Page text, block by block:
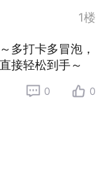
1楼
多打卡多冒泡，
接轻松到手～
0 0